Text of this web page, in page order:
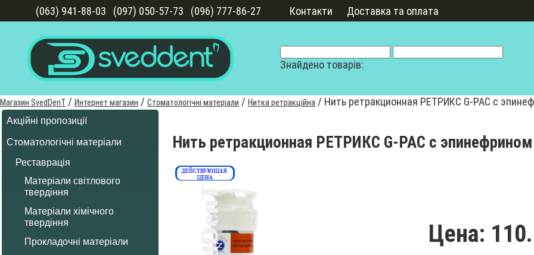
(063) 941-88-03 (097) 050-57-73 (096) 777-86-27 Контакти Доставка та оплата
Знайдено товарів:
Магазин SvedDenT / Интернет магазин / Стоматологічні матеріали / Нитка ретракційна / Нить ретракционная РЕТРИКС G-PAC с
Акційні пропозиції
Стоматологічні матеріали
Реставрація
Матеріали світлового
твердіння
Матеріали хімічного
твердіння
Прокладочні матеріали
Нить ретракционная РЕТРИКС G-PAC с эпинефрином
Цена: